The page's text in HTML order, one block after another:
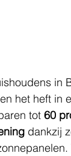
in
het heft in
tot 60
dankzij